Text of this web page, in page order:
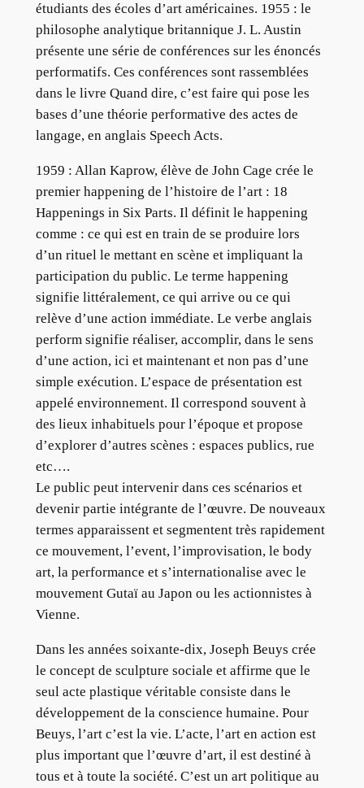
étudiants des écoles d’art américaines. 1955 : le
philosophe analytique britannique J. L. Austin
présente une série de conférences sur les énoncés
performatifs. Ces conférences sont rassemblées
dans le livre Quand dire, c’est faire qui pose les
bases d’une théorie performative des actes de
langage, en anglais Speech Acts.
1959 : Allan Kaprow, élève de John Cage crée le
premier happening de l’histoire de l’art : 18
Happenings in Six Parts. Il définit le happening
comme : ce qui est en train de se produire lors
d’un rituel le mettant en scène et impliquant la
participation du public. Le terme happening
signifie littéralement, ce qui arrive ou ce qui
relève d’une action immédiate. Le verbe anglais
perform signifie réaliser, accomplir, dans le sens
d’une action, ici et maintenant et non pas d’une
simple exécution. L’espace de présentation est
appelé environnement. Il correspond souvent à
des lieux inhabituels pour l’époque et propose
d’explorer d’autres scènes : espaces publics, rue
etc….
Le public peut intervenir dans ces scénarios et
devenir partie intégrante de l’œuvre. De nouveaux
termes apparaissent et segmentent très rapidement
ce mouvement, l’event, l’improvisation, le body
art, la performance et s’internationalise avec le
mouvement Gutaï au Japon ou les actionnistes à
Vienne.
Dans les années soixante-dix, Joseph Beuys crée
le concept de sculpture sociale et affirme que le
seul acte plastique véritable consiste dans le
développement de la conscience humaine. Pour
Beuys, l’art c’est la vie. L’acte, l’art en action est
plus important que l’œuvre d’art, il est destiné à
tous et à toute la société. C’est un art politique au